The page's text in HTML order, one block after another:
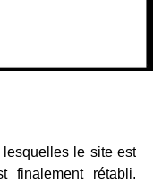
le site est
finalement rétabli.